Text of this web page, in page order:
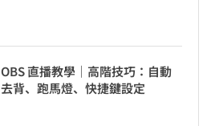
OBS 直播教學｜高階技巧：自動
去背、跑馬燈、快捷鍵設定